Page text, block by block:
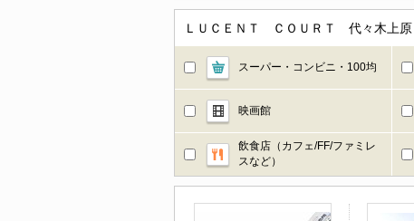
ＬＵＣＥＮＴ ＣＯＵＲＴ 代々木上原
スーパー・コンビニ・100均
映画館
飲食店（カフェ/FF/ファミレ
スなど）